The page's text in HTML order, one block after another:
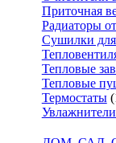
Приточная
Радиаторы
Сушилки
Тепловые
Тепловые
Термостаты